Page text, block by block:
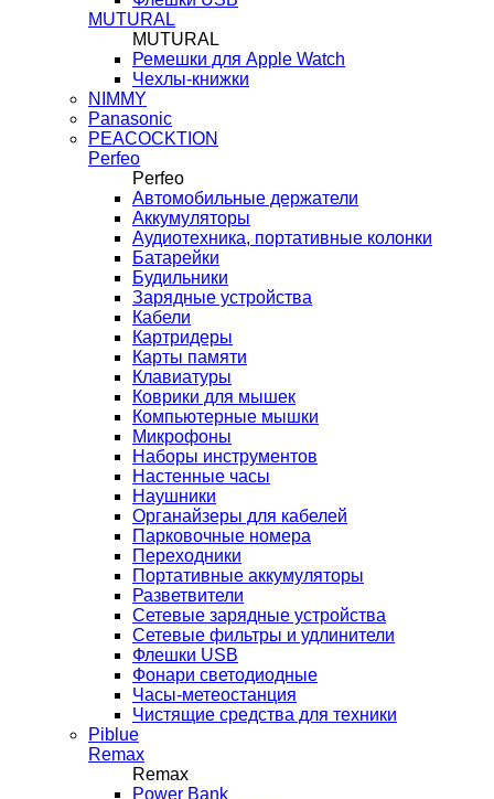
MUTURAL
MUTURAL
Ремешки для Apple Watch
Чехлы-книжки
NIMMY
Panasonic
PEACOCKTION
Perfeo
Perfeo
Автомобильные держатели
Аккумуляторы
Аудиотехника, портативные колонки
Батарейки
Будильники
Зарядные устройства
Кабели
Картридеры
Карты памяти
Клавиатуры
Коврики для мышек
Компьютерные мышки
Микрофоны
Наборы инструментов
Настенные часы
Наушники
Органайзеры для кабелей
Парковочные номера
Переходники
Портативные аккумуляторы
Разветвители
Сетевые зарядные устройства
Сетевые фильтры и удлинители
Флешки USB
Фонари светодиодные
Часы-метеостанция
Чистящие средства для техники
Piblue
Remax
Remax
Power Bank